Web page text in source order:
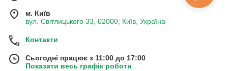
м. Київ
вул. Світлицького 33, 02000, Київ, Україна
Контакти
Сьогодні працює з 11:00 до 17:00
Показати весь графік роботи